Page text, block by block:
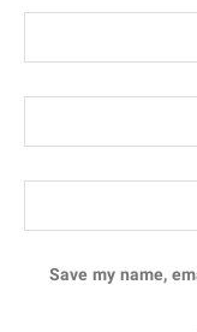
Save my name,